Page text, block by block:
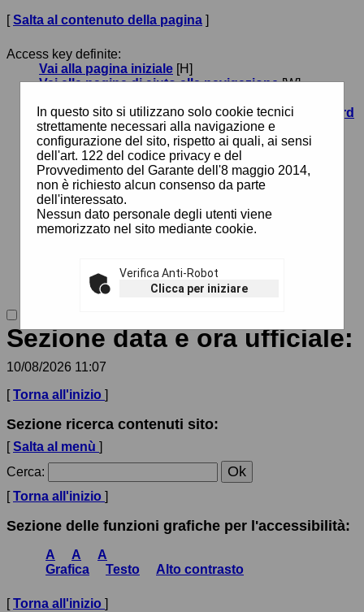
[Salta al contenuto della pagina ]
Access key definite:
Vai alla pagina iniziale [H]
Vai alla pagina di aiuto alla navigazione[W]
Passa al testo con caratteri di dimensione standard
[N]
Passa al testo con caratteri di dimensione grande
[B]
Passa al testo con caratteri di dimensione molto
grande[V]
Passa alla visualizzazione grafica
Passa alla visualizzazione solo testo[T]
Passa alla visualizzazione in alto contrasto e solo
Salta al menù[1]
Salta al contenuto della pagina[2]
Sezione data e ora ufficiale:
10/08/2026 11:07
[Torna all'inizio ]
Sezione ricerca contenuti sito:
[Salta al menù ]
Cerca:
[Torna all'inizio ]
Sezione delle funzioni grafiche per l'accessibilità:
A A
A
Grafica
Testo Alto contrasto
[Torna all'inizio ]
In questo sito si utilizzano solo cookie tecnici
strettamente necessari alla navigazione e
configurazione del sito, rispetto ai quali, ai sensi
dell'art. 122 del codice privacy e del
Provvedimento del Garante dell'8 maggio 2014,
non è richiesto alcun consenso da parte
dell'interessato.
Nessun dato personale degli utenti viene
memorizzato nel sito mediante cookie.
Verifica Anti-Robot
Clicca per iniziare